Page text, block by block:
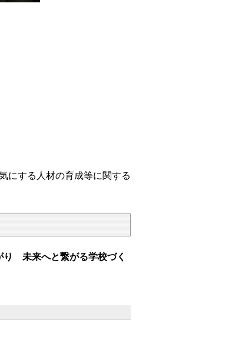
にする人材の育成等に関する
り 未来へと繋がる学校づく